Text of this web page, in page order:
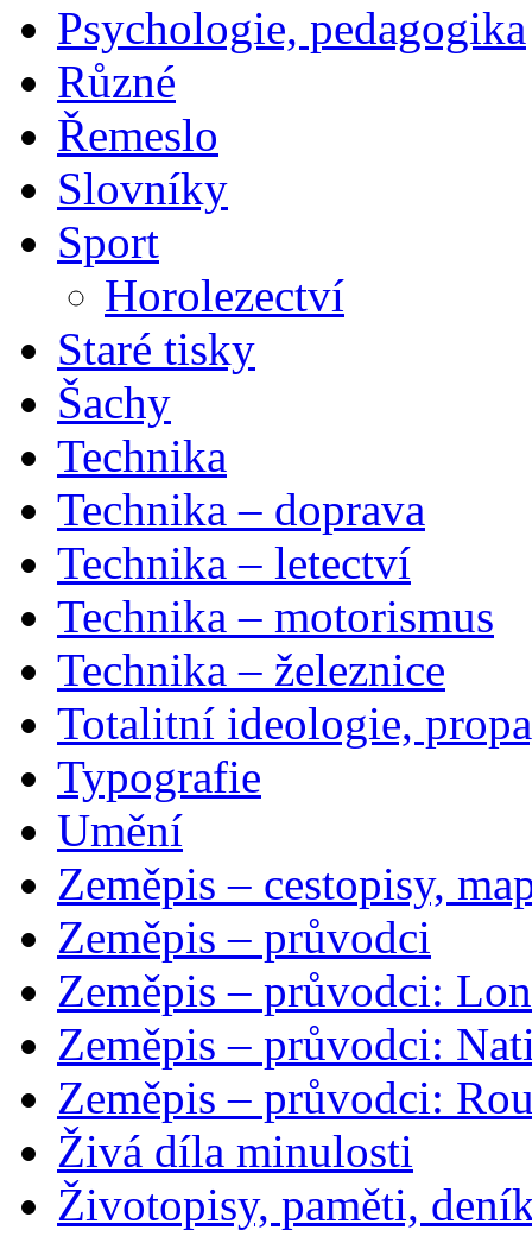
Psychologie, pedagogika
Různé
Řemeslo
Slovníky
Sport
Horolezectví
Staré tisky
Šachy
Technika
Technika – doprava
Technika – letectví
Technika – motorismus
Technika – železnice
Totalitní ideologie,
Typografie
Umění
Zeměpis – cestopisy,
Zeměpis – průvodci
Zeměpis – průvodci:
Zeměpis – průvodci:
Zeměpis – průvodci:
Živá díla minulosti
Životopisy, paměti,